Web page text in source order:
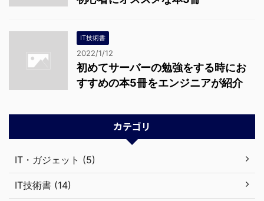
IT技術書
2022/1/12
初めてサーバーの勉強をする時にお
すすめの本5冊をエンジニアが紹介
カテゴリ
IT・ガジェット (5)
IT技術書 (14)